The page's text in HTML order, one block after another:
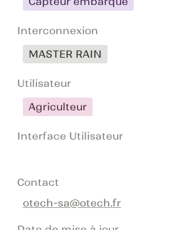
Interconnexion
MASTER RAIN
Utilisateur
Agriculteur
Interface Utilisateur
Contact
otech-sa@otech.fr